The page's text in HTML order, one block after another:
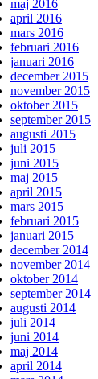
maj 2016
april 2016
mars 2016
februari 2016
januari 2016
december 2015
november 2015
oktober 2015
september 2015
augusti 2015
juli 2015
juni 2015
maj 2015
april 2015
mars 2015
februari 2015
januari 2015
december 2014
november 2014
oktober 2014
september 2014
augusti 2014
juli 2014
juni 2014
maj 2014
april 2014